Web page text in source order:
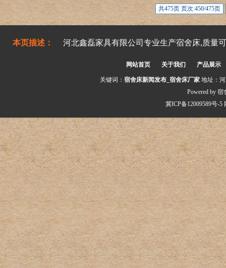
共475页 页次:450/475页
本页描述： 河北鑫磊家具有限公司专业生产宿舍床,质量
网站首页 关于我们 产品展示
关键词： 宿舍床新闻发布_宿舍床厂家 地址：
Powered by 宿
冀ICP备12009589号-5